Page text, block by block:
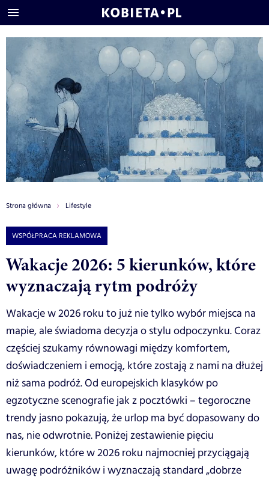
Strona główna Lifestyle
WSPÓŁPRACA REKLAMOWA
Wakacje 2026: 5 kierunków, które
wyznaczają rytm podróży
Wakacje w 2026 roku to już nie tylko wybór miejsca na
mapie, ale świadoma decyzja o stylu odpoczynku. Coraz
częściej szukamy równowagi między komfortem,
doświadczeniem i emocją, które zostają z nami na dłużej
niż sama podróż. Od europejskich klasyków po
egzotyczne scenografie jak z pocztówki – tegoroczne
trendy jasno pokazują, że urlop ma być dopasowany do
nas, nie odwrotnie. Poniżej zestawienie pięciu
kierunków, które w 2026 roku najmocniej przyciągają
uwagę podróżników i wyznaczają standard „dobrze